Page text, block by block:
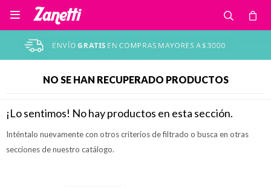

NO SE HAN RECUPERADO PRODUCTOS
¡Lo sentimos! No hay productos en esta sección.
Inténtalo nuevamente con otros criterios de filtrado o busca en otras
secciones de nuestro catálogo.